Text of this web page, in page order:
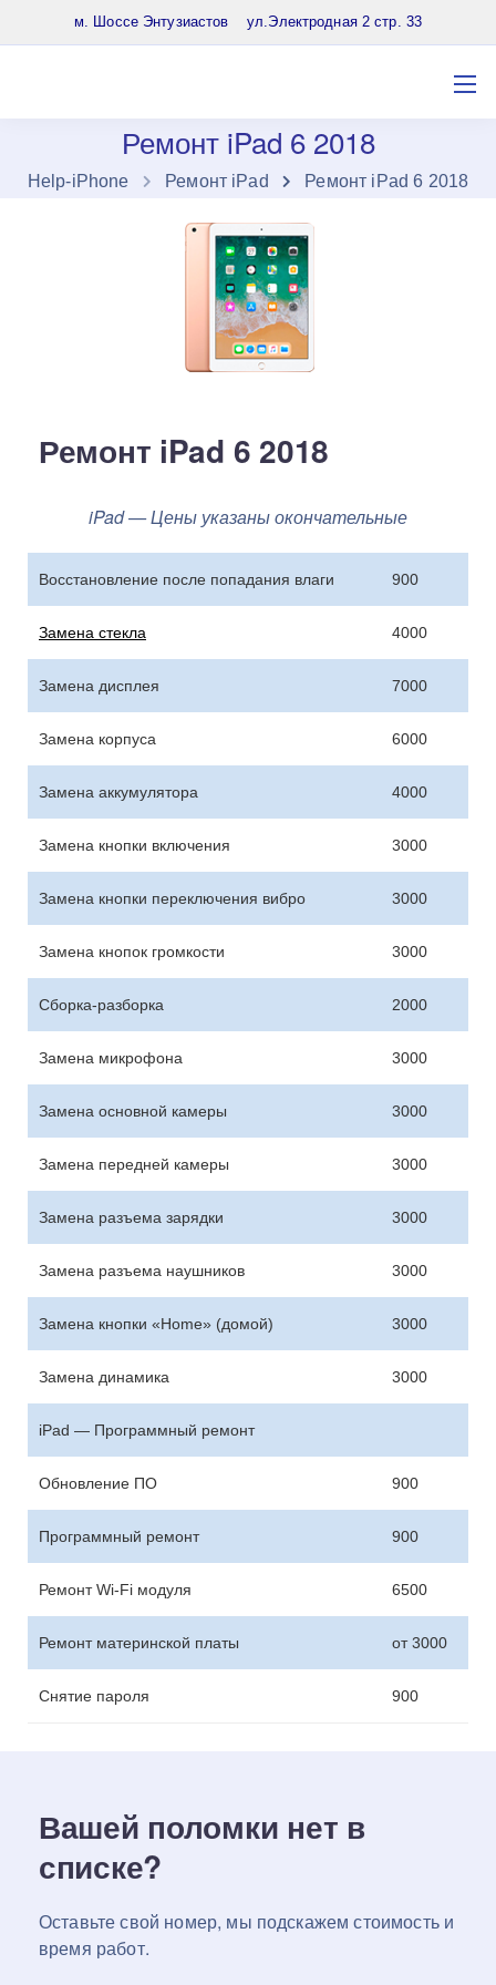
8 (903) 961-65-64
м. Шоссе Энтузиастов ул.Электродная 2 стр. 33
Ремонт iPad 6 2018
Нelp-iPhone Ремонт iPad Ремонт iPad 6 2018
Ремонт iPad 6 2018
iPad — Цены указаны окончательные
Восстановление после попадания влаги 900
Замена стекла 4000
Замена дисплея 7000
Замена корпуса 6000
Замена аккумулятора 4000
Замена кнопки включения 3000
Замена кнопки переключения вибро 3000
Замена кнопок громкости 3000
Сборка-разборка 2000
Замена микрофона 3000
Замена основной камеры 3000
Замена передней камеры 3000
Замена разъема зарядки 3000
Замена разъема наушников 3000
Замена кнопки «Home» (домой) 3000
Замена динамика 3000
iPad — Программный ремонт
Обновление ПО 900
Программный ремонт 900
Ремонт Wi-Fi модуля 6500
Ремонт материнской платы от 3000
Снятие пароля 900
Вашей поломки нет в
списке?
Оставьте свой номер, мы подскажем стоимость и
время работ.